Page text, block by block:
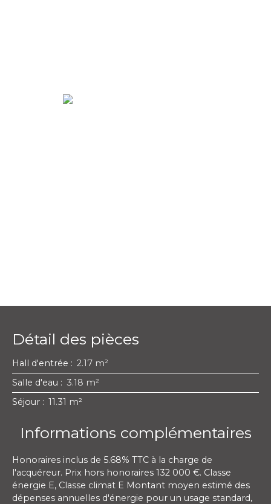
Détail des pièces
Hall d'entrée : 2.17 m²
Salle d'eau : 3.18 m²
Séjour : 11.31 m²
Informations complémentaires
Honoraires inclus de 5.68% TTC à la charge de
l'acquéreur. Prix hors honoraires 132 000 €. Classe
énergie E, Classe climat E Montant moyen estimé des
dépenses annuelles d'énergie pour un usage standard,